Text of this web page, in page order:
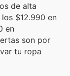
de alta
$12.990 en
en
son por
tu ropa